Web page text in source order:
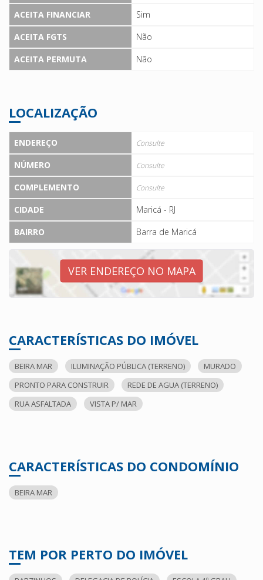
ACEITA FINANCIAR
Sim
ACEITA FGTS
Não
ACEITA PERMUTA
Não
LOCALIZAÇÃO
ENDEREÇO Consulte
NÚMERO Consulte
COMPLEMENTO Consulte
CIDADE
Maricá - RJ
BAIRRO
Barra de Maricá
VER ENDEREÇO NO MAPA
CARACTERÍSTICAS DO IMÓVEL
BEIRA MAR ILUMINAÇÃO PÚBLICA (TERRENO)
MURADO
PRONTO PARA CONSTRUIR
REDE DE AGUA (TERRENO)
RUA ASFALTADA
VISTA P/ MAR
CARACTERÍSTICAS DO CONDOMÍNIO
BEIRA MAR
TEM POR PERTO DO IMÓVEL